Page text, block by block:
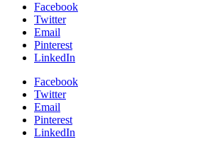
Facebook
Twitter
Email
Pinterest
LinkedIn
Facebook
Twitter
Email
Pinterest
LinkedIn